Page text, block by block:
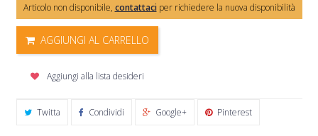
Articolo non disponibile, contattaciper richiedere la nuova disponibilità
AGGIUNGI AL CARRELLO
Aggiungi alla lista desideri
Twitta Condividi Google+ Pinterest